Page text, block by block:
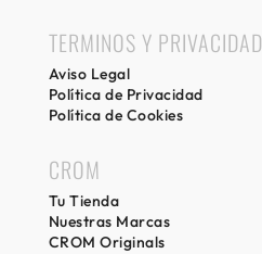
TERMINOS Y PRIVACIDAD
Aviso Legal
Política de Privacidad
Política de Cookies
CROM
Tu Tienda
Nuestras Marcas
CROM Originals